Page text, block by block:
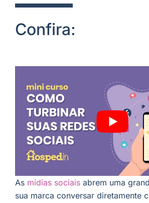
Confira:
As mídias sociais abrem uma
sua marca conversar diretamente